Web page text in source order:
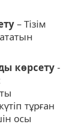
– Тізім
көрсету -
тұрған
осы